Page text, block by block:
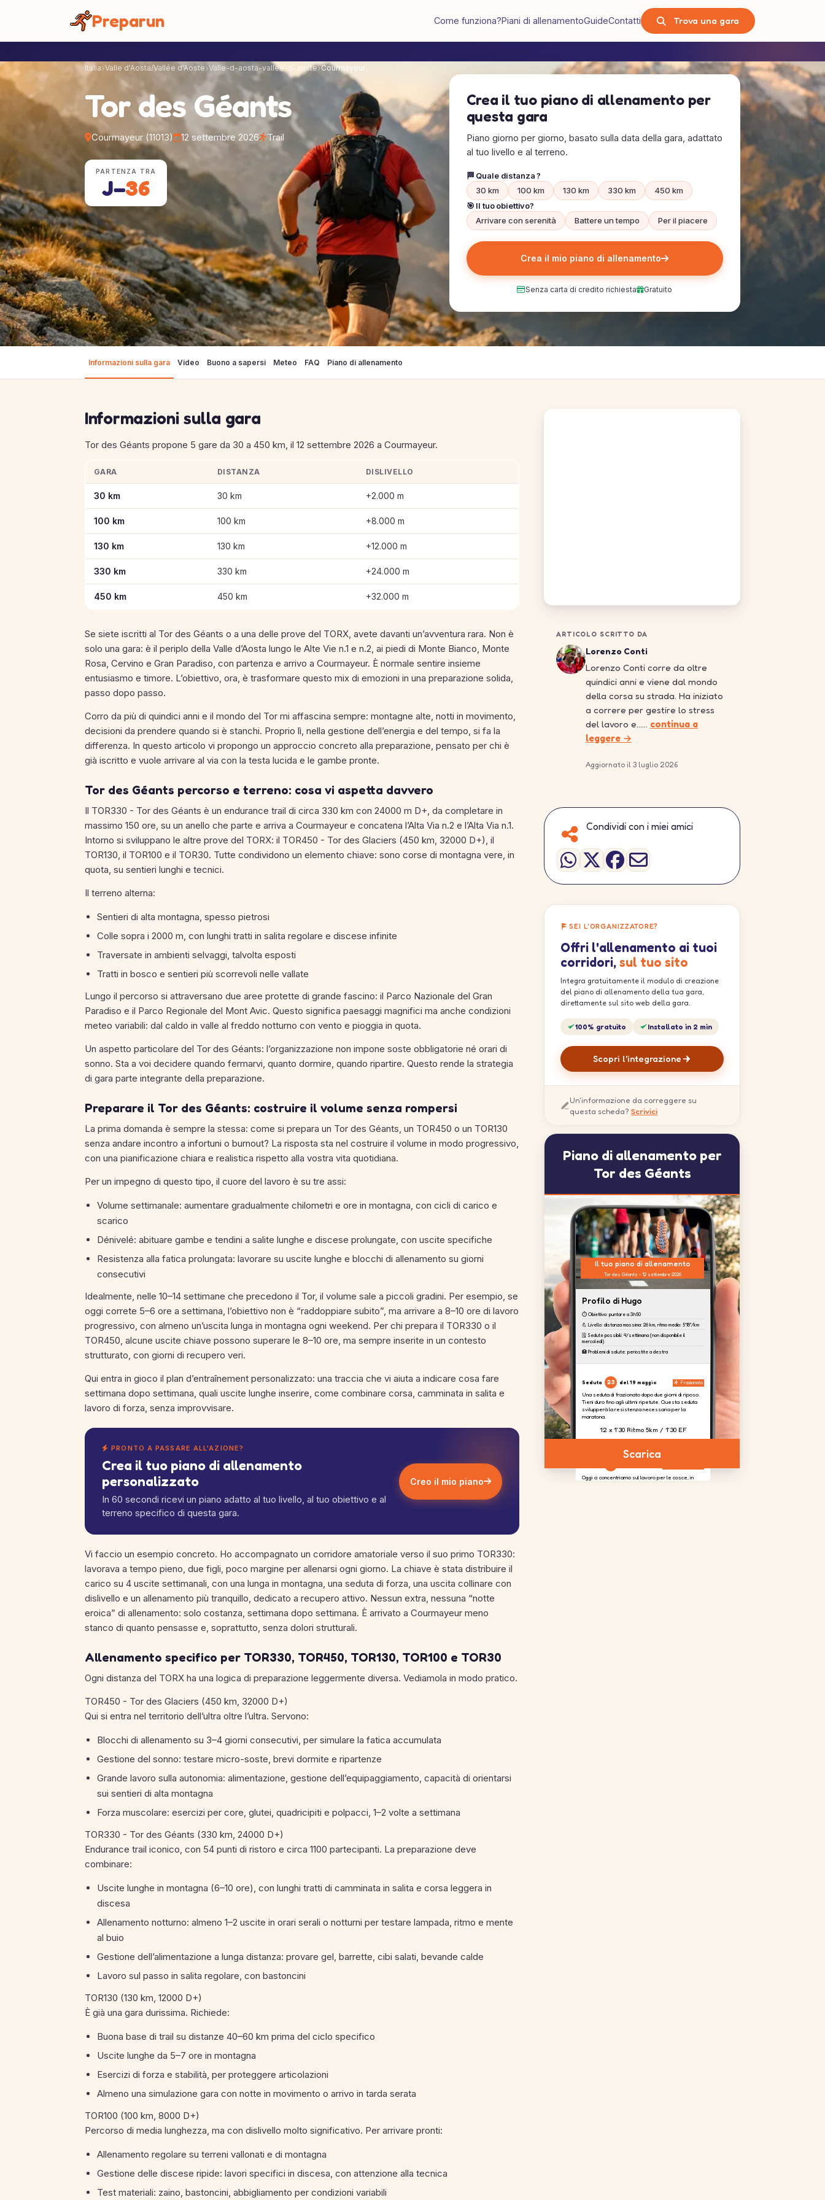
Preparun Come funziona?Piani di allenamentoGuideContatti Trova una gara
Italia Valle d'Aosta/Vallée d'Aoste Valle-d-aosta-vallee-d-aoste Courmayeur
Tor des Géants
Courmayeur (11013) 12 settembre 2026 Trail
PARTENZA TRA
J−36
Crea il tuo piano di allenamento per
questa gara
Piano giorno per giorno, basato sulla data della gara, adattato
al tuo livello e al terreno.
🏁 Quale distanza ?
30 km
100 km 130 km 330 km
450 km
🎯 Il tuo obiettivo?
Arrivare con serenità
Battere un tempo Per il piacere
Crea il mio piano di allenamento
Senza carta di credito richiesta Gratuito
Informazioni sulla gara Video Buono a sapersi Meteo FAQ Piano di allenamento
Informazioni sulla gara
Tor des Géants propone 5 gare da 30 a 450 km, il 12 settembre 2026 a Courmayeur.
Informazioni chiave sulle gare di Tor des Géants
GARA DISTANZA DISLIVELLO
30 km 30 km +2.000 m
100 km 100 km +8.000 m
130 km 130 km +12.000 m
330 km 330 km +24.000 m
450 km 450 km +32.000 m
Se siete iscritti al Tor des Géants o a una delle prove del TORX, avete davanti un’avventura rara. Non è
solo una gara: è il periplo della Valle d’Aosta lungo le Alte Vie n.1 e n.2, ai piedi di Monte Bianco, Monte
Rosa, Cervino e Gran Paradiso, con partenza e arrivo a Courmayeur. È normale sentire insieme
entusiasmo e timore. L’obiettivo, ora, è trasformare questo mix di emozioni in una preparazione solida,
passo dopo passo.
Corro da più di quindici anni e il mondo del Tor mi affascina sempre: montagne alte, notti in movimento,
decisioni da prendere quando si è stanchi. Proprio lì, nella gestione dell’energia e del tempo, si fa la
differenza. In questo articolo vi propongo un approccio concreto alla preparazione, pensato per chi è
già iscritto e vuole arrivare al via con la testa lucida e le gambe pronte.
Tor des Géants percorso e terreno: cosa vi aspetta davvero
Il TOR330 - Tor des Géants è un endurance trail di circa 330 km con 24000 m D+, da completare in
massimo 150 ore, su un anello che parte e arriva a Courmayeur e concatena l’Alta Via n.2 e l’Alta Via n.1.
Intorno si sviluppano le altre prove del TORX: il TOR450 - Tor des Glaciers (450 km, 32000 D+), il
TOR130, il TOR100 e il TOR30. Tutte condividono un elemento chiave: sono corse di montagna vere, in
quota, su sentieri lunghi e tecnici.
Il terreno alterna:
Sentieri di alta montagna, spesso pietrosi
Colle sopra i 2000 m, con lunghi tratti in salita regolare e discese infinite
Traversate in ambienti selvaggi, talvolta esposti
Tratti in bosco e sentieri più scorrevoli nelle vallate
Lungo il percorso si attraversano due aree protette di grande fascino: il Parco Nazionale del Gran
Paradiso e il Parco Regionale del Mont Avic. Questo significa paesaggi magnifici ma anche condizioni
meteo variabili: dal caldo in valle al freddo notturno con vento e pioggia in quota.
Un aspetto particolare del Tor des Géants: l’organizzazione non impone soste obbligatorie né orari di
sonno. Sta a voi decidere quando fermarvi, quanto dormire, quando ripartire. Questo rende la strategia
di gara parte integrante della preparazione.
Preparare il Tor des Géants: costruire il volume senza rompersi
La prima domanda è sempre la stessa: come si prepara un Tor des Géants, un TOR450 o un TOR130
senza andare incontro a infortuni o burnout? La risposta sta nel costruire il volume in modo progressivo,
con una pianificazione chiara e realistica rispetto alla vostra vita quotidiana.
Per un impegno di questo tipo, il cuore del lavoro è su tre assi:
Volume settimanale: aumentare gradualmente chilometri e ore in montagna, con cicli di carico e
scarico
Dénivelé: abituare gambe e tendini a salite lunghe e discese prolungate, con uscite specifiche
Resistenza alla fatica prolungata: lavorare su uscite lunghe e blocchi di allenamento su giorni
consecutivi
Idealmente, nelle 10–14 settimane che precedono il Tor, il volume sale a piccoli gradini. Per esempio, se
oggi correte 5–6 ore a settimana, l’obiettivo non è “raddoppiare subito”, ma arrivare a 8–10 ore di lavoro
progressivo, con almeno un’uscita lunga in montagna ogni weekend. Per chi prepara il TOR330 o il
TOR450, alcune uscite chiave possono superare le 8–10 ore, ma sempre inserite in un contesto
strutturato, con giorni di recupero veri.
Qui entra in gioco il plan d’entraînement personalizzato: una traccia che vi aiuta a indicare cosa fare
settimana dopo settimana, quali uscite lunghe inserire, come combinare corsa, camminata in salita e
lavoro di forza, senza improvvisare.
PRONTO A PASSARE ALL'AZIONE?
Crea il tuo piano di allenamento
personalizzato
In 60 secondi ricevi un piano adatto al tuo livello, al tuo obiettivo e al
terreno specifico di questa gara.
Creo il mio piano
Vi faccio un esempio concreto. Ho accompagnato un corridore amatoriale verso il suo primo TOR330:
lavorava a tempo pieno, due figli, poco margine per allenarsi ogni giorno. La chiave è stata distribuire il
carico su 4 uscite settimanali, con una lunga in montagna, una seduta di forza, una uscita collinare con
dislivello e un allenamento più tranquillo, dedicato a recupero attivo. Nessun extra, nessuna “notte
eroica” di allenamento: solo costanza, settimana dopo settimana. È arrivato a Courmayeur meno
stanco di quanto pensasse e, soprattutto, senza dolori strutturali.
Allenamento specifico per TOR330, TOR450, TOR130, TOR100 e TOR30
Ogni distanza del TORX ha una logica di preparazione leggermente diversa. Vediamola in modo pratico.
TOR450 - Tor des Glaciers (450 km, 32000 D+)
Qui si entra nel territorio dell’ultra oltre l’ultra. Servono:
Blocchi di allenamento su 3–4 giorni consecutivi, per simulare la fatica accumulata
Gestione del sonno: testare micro-soste, brevi dormite e ripartenze
Grande lavoro sulla autonomia: alimentazione, gestione dell’equipaggiamento, capacità di orientarsi
sui sentieri di alta montagna
Forza muscolare: esercizi per core, glutei, quadricipiti e polpacci, 1–2 volte a settimana
TOR330 - Tor des Géants (330 km, 24000 D+)
Endurance trail iconico, con 54 punti di ristoro e circa 1100 partecipanti. La preparazione deve
combinare:
Uscite lunghe in montagna (6–10 ore), con lunghi tratti di camminata in salita e corsa leggera in
discesa
Allenamento notturno: almeno 1–2 uscite in orari serali o notturni per testare lampada, ritmo e mente
al buio
Gestione dell’alimentazione a lunga distanza: provare gel, barrette, cibi salati, bevande calde
Lavoro sul passo in salita regolare, con bastoncini
TOR130 (130 km, 12000 D+)
È già una gara durissima. Richiede:
Buona base di trail su distanze 40–60 km prima del ciclo specifico
Uscite lunghe da 5–7 ore in montagna
Esercizi di forza e stabilità, per proteggere articolazioni
Almeno una simulazione gara con notte in movimento o arrivo in tarda serata
TOR100 (100 km, 8000 D+)
Percorso di media lunghezza, ma con dislivello molto significativo. Per arrivare pronti:
Allenamento regolare su terreni vallonati e di montagna
Gestione delle discese ripide: lavori specifici in discesa, con attenzione alla tecnica
Test materiali: zaino, bastoncini, abbigliamento per condizioni variabili
ARTICOLO SCRITTO DA
Lorenzo Conti
Lorenzo Conti corre da oltre
quindici anni e viene dal mondo
della corsa su strada. Ha iniziato
a correre per gestire lo stress
del lavoro e…… continua a
leggere →
Aggiornato il 3 luglio 2026
Condividi con i miei amici
SEI L'ORGANIZZATORE?
Offri l'allenamento ai tuoi
corridori, sul tuo sito
Integra gratuitamente il modulo di creazione
del piano di allenamento della tua gara,
direttamente sul sito web della gara.
100% gratuito Installato in 2 min
Scopri l'integrazione
Un'informazione da correggere su
questa scheda? Scrivici
Piano di allenamento per
Tor des Géants
Il tuo piano di allenamento
Tor des Géants - 12 settembre 2026
Profilo di Hugo
⏱️ Obiettivo: puntare a 3h50
💪 Livello: distanza massima: 26 km, ritmo medio: 5'18''/km
🗓️ Sedute possibili: 4/settimana (non disponibile il
mercoledì)
🏥 Problemi di salute: periostite a destra
Seduta 23 del 19 maggio Frazionato
Una seduta di frazionato dopo due giorni di riposo.
Tieni duro fino agli ultimi ripetute. Questa seduta
svilupperà la resistenza necessaria per la
maratona.
12 x 1'30 Ritmo 5km / 1'30 EF
Oggi ci concentriamo sul lavoro per le cosce, in
Scarica